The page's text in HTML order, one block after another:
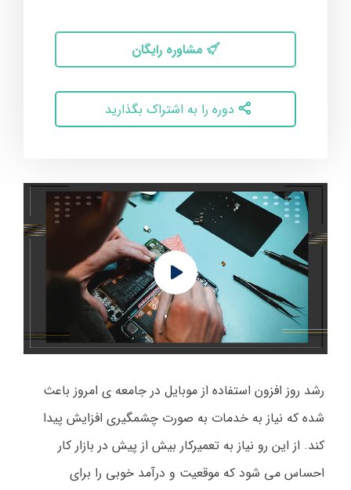
رشد روز افزون استفاده از موبایل در جامعه ی امروز باعث
شده که نیاز به خدمات به صورت چشمگیری افزایش پیدا
کند. از این رو نیاز به تعمیرکار بیش از پیش در بازار کار
احساس می شود که موقعیت و درآمد خوبی را برای
مشاوره رایگان
دوره را به اشتراک بگذارید